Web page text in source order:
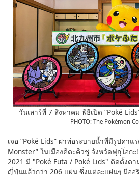
วันเสาร์ที่ 7 สิงหาคม พิธีเปิด “Poké
PHOTO: The Pokémon
เจอ “Poké Lids” ฝาท่อระบายน้ำที่มีรูปคาแ
Monster” ในเมืองคิตะคิวชู จังหวัดฟุกุโอก
2021 มี "Poké Futa / Poké Lids" ติดตั้งต
ญี่ปุ่นแล้วกว่า 206 แผ่น ซึ่งแต่ละแผ่นๆ มีออ